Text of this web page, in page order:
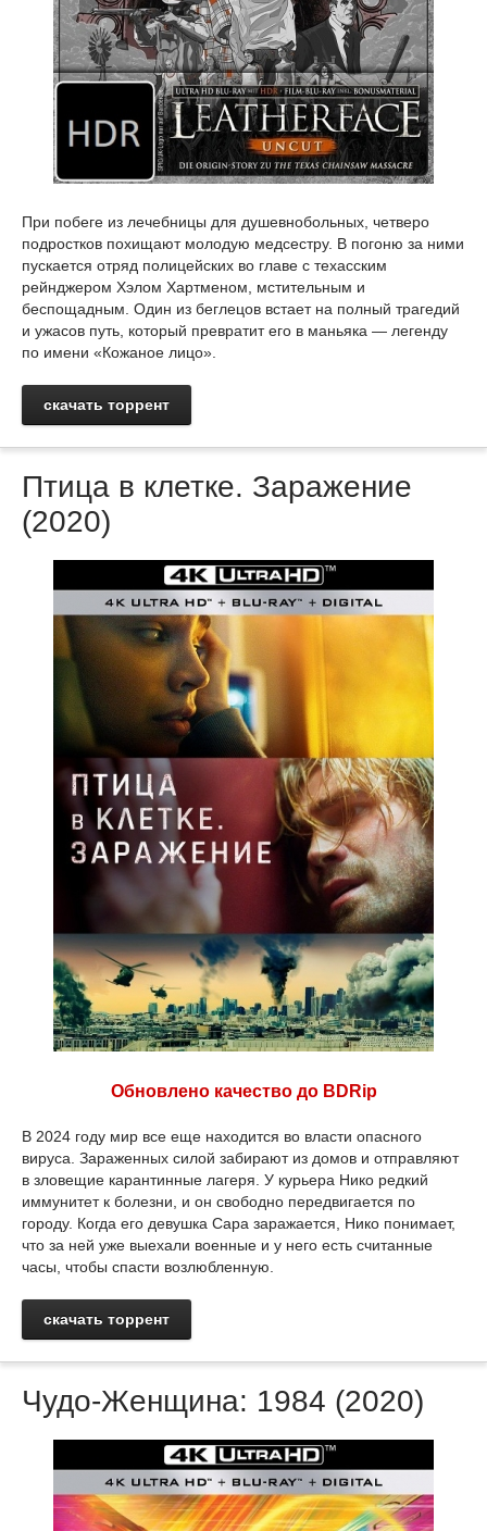
При побеге из лечебницы для душевнобольных, четверо
подростков похищают молодую медсестру. В погоню за ними
пускается отряд полицейских во главе с техасским
рейнджером Хэлом Хартменом, мстительным и
беспощадным. Один из беглецов встает на полный трагедий
и ужасов путь, который превратит его в маньяка — легенду
по имени «Кожаное лицо».
скачать торрент
Птица в клетке. Заражение
(2020)
Обновлено качество до BDRip
В 2024 году мир все еще находится во власти опасного
вируса. Зараженных силой забирают из домов и отправляют
в зловещие карантинные лагеря. У курьера Нико редкий
иммунитет к болезни, и он свободно передвигается по
городу. Когда его девушка Сара заражается, Нико понимает,
что за ней уже выехали военные и у него есть считанные
часы, чтобы спасти возлюбленную.
скачать торрент
Чудо-Женщина: 1984 (2020)